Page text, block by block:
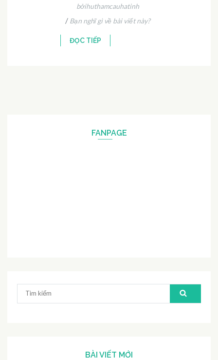
bởihuthamcauhatinh
/ Bạn nghĩ gì về bài viết này?
ĐỌC TIẾP
FANPAGE
kiếm:
BÀI VIẾT MỚI